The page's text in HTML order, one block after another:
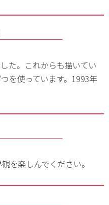
た。これからも描いてい
を使っています。1993年
を楽しんでください。